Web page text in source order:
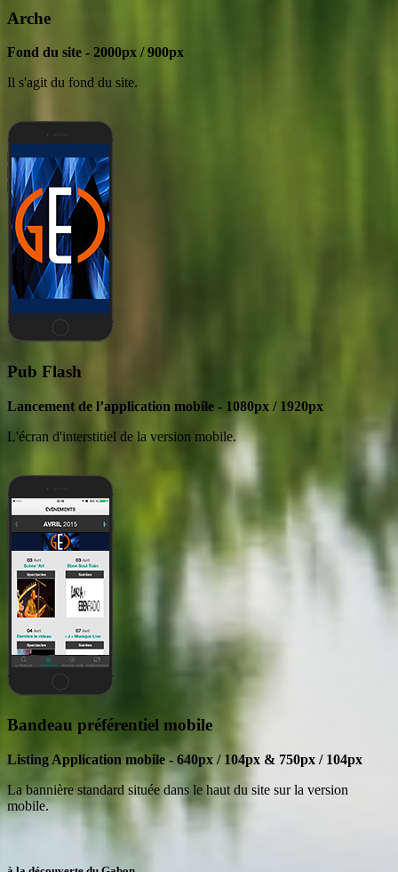
Arche
Fond du site - 2000px / 900px
Il s'agit du fond du site.
Pub Flash
Lancement de l’application mobile - 1080px / 1920px
L'écran d'interstitiel de la version mobile.
Bandeau préférentiel mobile
Listing Application mobile - 640px / 104px & 750px / 104px
La bannière standard située dans le haut du site sur la version
mobile.